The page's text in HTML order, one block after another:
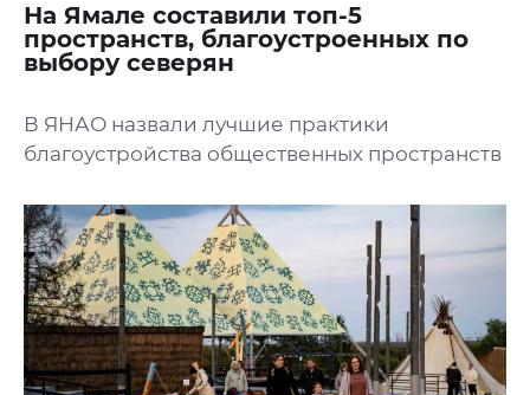
На Ямале составили топ-5
пространств, благоустроенных по
выбору северян
В ЯНАО назвали лучшие практики
благоустройства общественных пространств